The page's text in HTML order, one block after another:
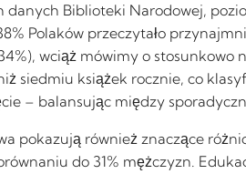
danych Biblioteki Narodowej,
Polaków przeczytało
wciąż mówimy o
siedmiu książek rocznie, co
– balansując między
pokazują również znaczące
do 31% mężczyzn.